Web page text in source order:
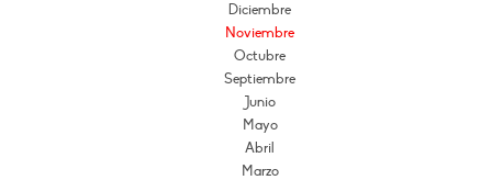
Diciembre
Noviembre
Octubre
Septiembre
Junio
Mayo
Abril
Marzo